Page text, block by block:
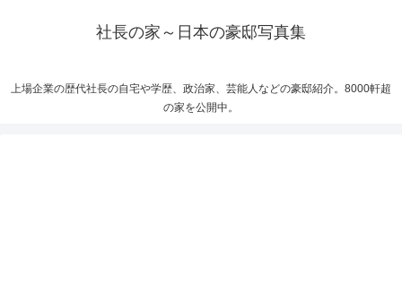
社長の家～日本の豪邸写真集
上場企業の歴代社長の自宅や学歴、政治家、芸能人などの豪邸紹介。8000軒超
の家を公開中。